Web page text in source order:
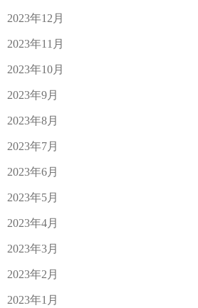
2023年12月
2023年11月
2023年10月
2023年9月
2023年8月
2023年7月
2023年6月
2023年5月
2023年4月
2023年3月
2023年2月
2023年1月